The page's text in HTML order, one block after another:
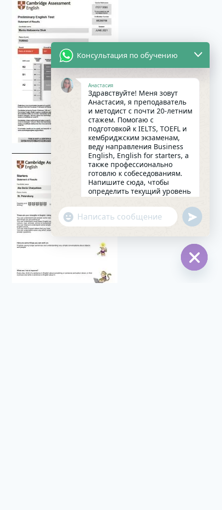
Консультация по обучению
Анастасия
Здравствуйте! Меня зовут
Анастасия, я преподаватель
и методист с почти 20-летним
стажем. Помогаю с
подготовкой к IELTS, TOEFL и
кембриджским экзаменам,
веду направления Business
English, English for starters, а
также профессионально
готовлю к собеседованиям.
Напишите сюда, чтобы
определить текущий уровень
английского и составить
индивидуальный план
занятий. Какова главная цель
в изучении языка на
12:06
"+chaty_settings.lang.emoji_picker+"
WhatsApp